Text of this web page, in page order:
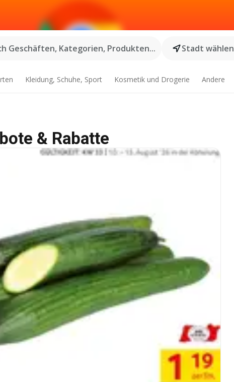
Geschäften, Kategorien, Produkten...
Stadt wählen
Kleidung, Schuhe, Sport Kosmetik und Drogerie Andere
& Rabatte